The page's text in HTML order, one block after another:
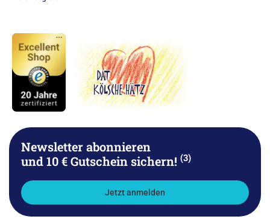
Newsletter abonnieren
und 10 € Gutschein sichern! (3)
Jetzt anmelden